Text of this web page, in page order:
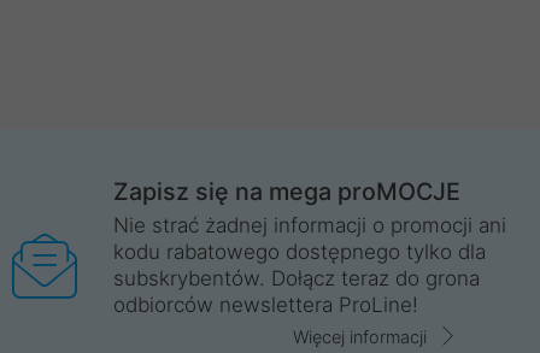
Zapisz się na mega proMOCJE
Nie strać żadnej informacji o promocji ani
kodu rabatowego dostępnego tylko dla
subskrybentów. Dołącz teraz do grona
odbiorców newslettera ProLine!
Więcej informacji